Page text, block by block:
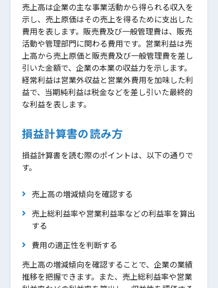
売上高は企業の主な事業活動から得られる収入を
示し、売上原価はその売上を得るために支出した
費用を表します。販売費及び一般管理費は、販売
活動や管理部門に関わる費用です。営業利益は売
上高から売上原価と販売費及び一般管理費を差し
引いた金額で、企業の本業の収益力を示します。
経常利益は営業外収益と営業外費用を加味した利
益で、当期純利益は税金などを差し引いた最終的
な利益を表します。
損益計算書の読み方
損益計算書を読む際のポイントは、以下の通りで
す。
売上高の増減傾向を確認する
売上総利益率や営業利益率などの利益率を算出
する
費用の適正性を判断する
売上高の増減傾向を確認することで、企業の業績
推移を把握できます。また、売上総利益率や営業